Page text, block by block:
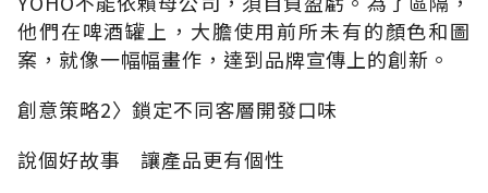
他們在啤酒罐上，大膽使用前所未有的顏色和圖
案，就像一幅幅畫作，達到品牌宣傳上的創新。
創意策略2〉鎖定不同客層開發口味
說個好故事 讓產品更有個性